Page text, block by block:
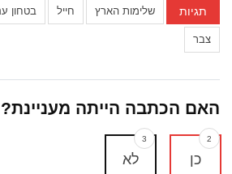
תגיות שלימות הארץ חייל בטחון
צבר
האם הכתבה הייתה מעניינת?
כן
2
לא
3